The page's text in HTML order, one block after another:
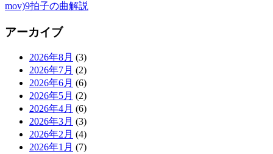
mov)9拍子の曲解説
アーカイブ
2026年8月 (3)
2026年7月 (2)
2026年6月 (6)
2026年5月 (2)
2026年4月 (6)
2026年3月 (3)
2026年2月 (4)
2026年1月 (7)